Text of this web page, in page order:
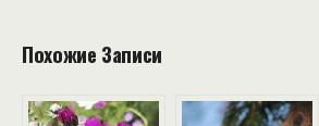
Похожие Записи